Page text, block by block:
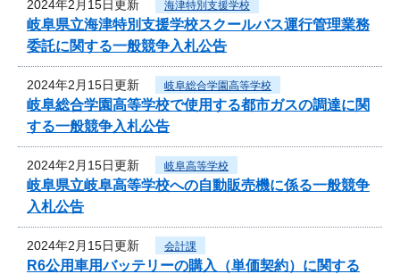
2024年2月15日更新 海津特別支援学校
岐阜県立海津特別支援学校スクールバス運行管理業務
委託に関する一般競争入札公告
2024年2月15日更新 岐阜総合学園高等学校
岐阜総合学園高等学校で使用する都市ガスの調達に関
する一般競争入札公告
2024年2月15日更新 岐阜高等学校
岐阜県立岐阜高等学校への自動販売機に係る一般競争
入札公告
2024年2月15日更新 会計課
R6公用車用バッテリーの購入（単価契約）に関する